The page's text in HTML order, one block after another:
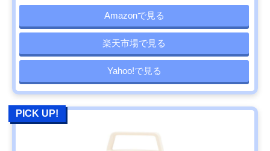
Amazonで見る
楽天市場で見る
Yahoo!で見る
PICK UP!